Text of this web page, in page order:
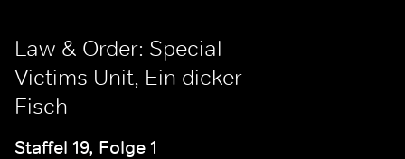
Law & Order: Special
Victims Unit, Ein dicker
Fisch
Staffel 19, Folge 1